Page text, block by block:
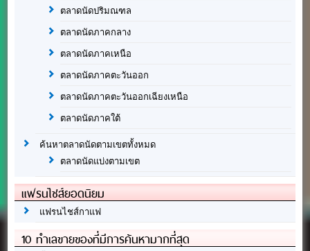
ตลาดนัดปริมณฑล
ตลาดนัดภาคกลาง
ตลาดนัดภาคเหนือ
ตลาดนัดภาคตะวันออก
ตลาดนัดภาคตะวันออกเฉียงเหนือ
ตลาดนัดภาคใต้
ค้นหาตลาดนัดตามเขตทั้งหมด
ตลาดนัดแบ่งตามเขต
แฟรนไชส์ยอดนิยม
แฟรนไชส์กาแฟ
10 ทำเลขายของที่มีการค้นหามากที่สุด